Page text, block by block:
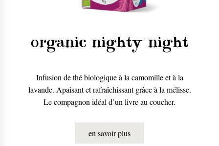
organic nighty night
Infusion de thé biologique à la camomille et à la
lavande. Apaisant et rafraîchissant grâce à la mélisse.
Le compagnon idéal d’un livre au coucher.
en savoir plus